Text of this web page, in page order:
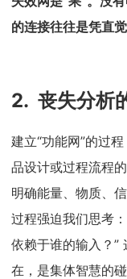
的连接往往是凭直觉
2. 丧失分析
建立“功能网”的过
品设计或过程流程
明确能量、物质、
过程强迫我们思考
依赖于谁的输入？”
在，是集体智慧的